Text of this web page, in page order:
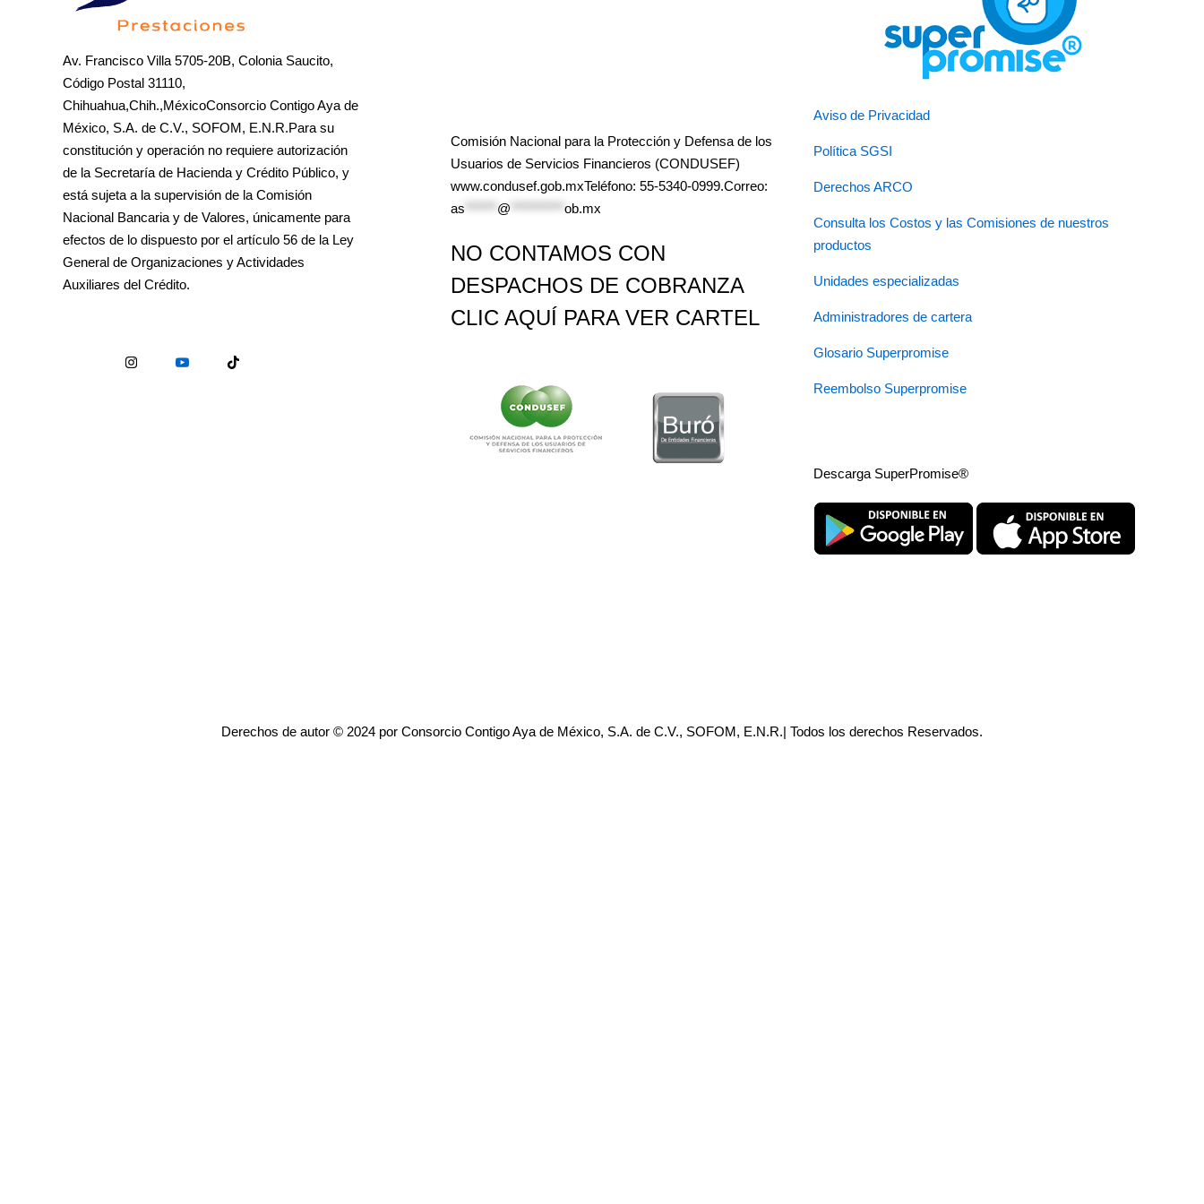
Av. Francisco Villa 5705-20B, Colonia Saucito,
Código Postal 31110,
Chihuahua,Chih.,MéxicoConsorcio Contigo Aya de
México, S.A. de C.V., SOFOM, E.N.R.Para su
constitución y operación no requiere autorización
de la Secretaría de Hacienda y Crédito Público, y
está sujeta a la supervisión de la Comisión
Nacional Bancaria y de Valores, únicamente para
efectos de lo dispuesto por el artículo 56 de la Ley
General de Organizaciones y Actividades
Auxiliares del Crédito.
Comisión Nacional para la Protección y Defensa de los
Usuarios de Servicios Financieros (CONDUSEF)
www.condusef.gob.mxTeléfono: 55-5340-0999.Correo:
as
@ ob.mx
NO CONTAMOS CON
DESPACHOS DE COBRANZA
CLIC AQUÍ PARA VER CARTEL
Aviso de Privacidad
Política SGSI
Derechos ARCO
Consulta los Costos y las Comisiones de nuestros
productos
Unidades especializadas
Administradores de cartera
Glosario Superpromise
Reembolso Superpromise
Descarga SuperPromise®
Derechos de autor © 2024 por Consorcio Contigo Aya de México, S.A. de C.V., SOFOM, E.N.R.| Todos los derechos Reservados.